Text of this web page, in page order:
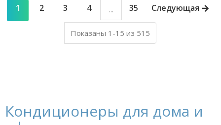
1 2 3 4 ... 35 Следующая
Показаны 1-15 из 515
Кондиционеры для дома и